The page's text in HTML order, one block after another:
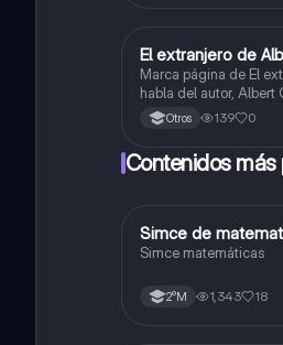
Lengua y
El extranjero de
Marca página de El
habla del autor, Albert
fecha y premios, Nos
escribió este libro y
Otros 139 0
Contenidos más
Matemáticas
Simce de
Simce matemáticas
2°M 1,343 18